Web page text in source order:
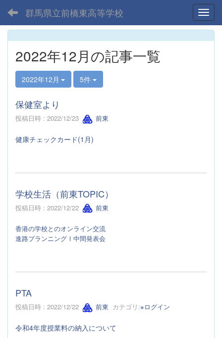
群馬県立前橋東高等学校
2022年12月の記事一覧
2022年12月 5件
保健室より
投稿日時 : 2022/12/23 前東
健康チェックカード(1月)
学校生活（前東TOPIC）
投稿日時 : 2022/12/22 前東
香港の学校とのオンライン交流
進路プランニングⅠ中間発表会
PTA
投稿日時 : 2022/12/22 前東 カテゴリ:※ログイン
令和4年度授業料の納入について